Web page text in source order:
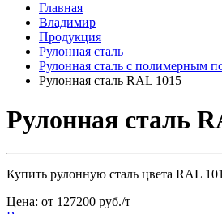
Главная
Владимир
Продукция
Рулонная сталь
Рулонная сталь с полимерным
Рулонная сталь RAL 1015
Рулонная сталь
Купить рулонную сталь цвета RAL
Цена: от 127200 руб./т